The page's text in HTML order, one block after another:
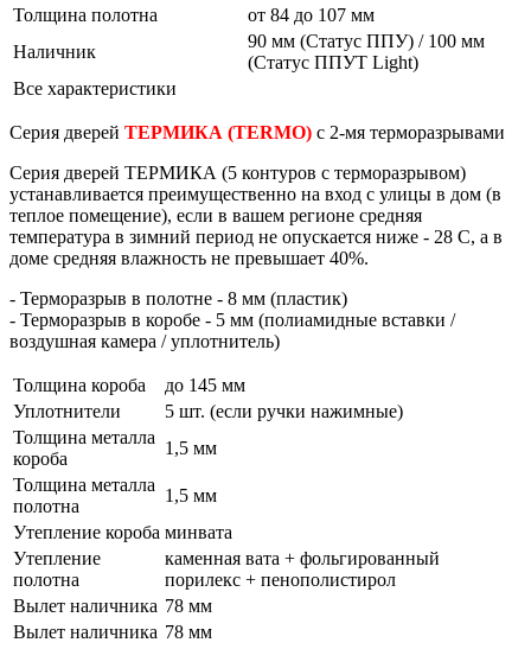
Толщина полотна
от 84 до 107 мм
Наличник
90 мм (Статус ППУ) / 100 мм
(Статус ППУТ Light)
Все характеристики
Серия дверей ТЕРМИКА (TERMO) с 2-мя терморазрывами
Серия дверей ТЕРМИКА (5 контуров с терморазрывом)
устанавливается преимущественно на вход с улицы в дом (в
теплое помещение), если в вашем регионе средняя
температура в зимний период не опускается ниже - 28 С, а в
доме средняя влажность не превышает 40%.
- Терморазрыв в полотне - 8 мм (пластик)
- Терморазрыв в коробе - 5 мм (полиамидные вставки /
воздушная камера / уплотнитель)
Толщина короба
до 145 мм
Уплотнители
5 шт. (если ручки нажимные)
Толщина металла
короба
1,5 мм
Толщина металла
полотна
1,5 мм
Утепление короба минвата
Утепление
полотна
каменная вата + фольгированный
порилекс + пенополистирол
Вылет наличника 78 мм
Вылет наличника 78 мм